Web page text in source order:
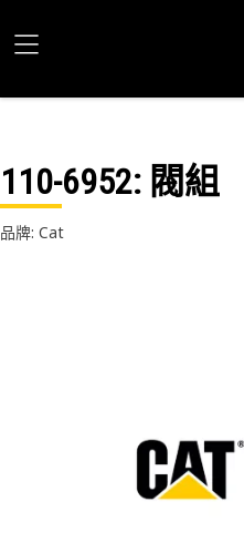
110-6952: 閥組
品牌: Cat